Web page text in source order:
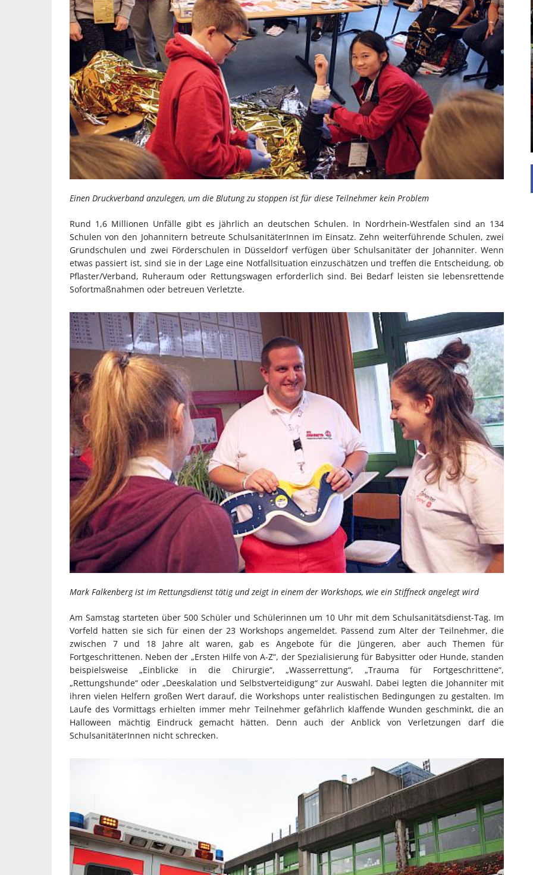
Einen Druckverband anzulegen, um die Blutung zu stoppen ist für diese Teilnehmer kein Problem
Rund 1,6 Millionen Unfälle gibt es jährlich an deutschen Schulen. In Nordrhein-Westfalen sind an 134
Schulen von den Johannitern betreute SchulsanitäterInnen im Einsatz. Zehn weiterführende Schulen, zwei
Grundschulen und zwei Förderschulen in Düsseldorf verfügen über Schulsanitäter der Johanniter. Wenn
etwas passiert ist, sind sie in der Lage eine Notfallsituation einzuschätzen und treffen die Entscheidung, ob
Pflaster/Verband, Ruheraum oder Rettungswagen erforderlich sind. Bei Bedarf leisten sie lebensrettende
Sofortmaßnahmen oder betreuen Verletzte.
Mark Falkenberg ist im Rettungsdienst tätig und zeigt in einem der Workshops, wie ein Stiffneck angelegt wird
Am Samstag starteten über 500 Schüler und Schülerinnen um 10 Uhr mit dem Schulsanitätsdienst-Tag. Im
Vorfeld hatten sie sich für einen der 23 Workshops angemeldet. Passend zum Alter der Teilnehmer, die
zwischen 7 und 18 Jahre alt waren, gab es Angebote für die Jüngeren, aber auch Themen für
Fortgeschrittenen. Neben der „Ersten Hilfe von A-Z“, der Spezialisierung für Babysitter oder Hunde, standen
beispielsweise „Einblicke in die Chirurgie“, „Wasserrettung“, „Trauma für Fortgeschrittene“,
„Rettungshunde“ oder „Deeskalation und Selbstverteidigung“ zur Auswahl. Dabei legten die Johanniter mit
ihren vielen Helfern großen Wert darauf, die Workshops unter realistischen Bedingungen zu gestalten. Im
Laufe des Vormittags erhielten immer mehr Teilnehmer gefährlich klaffende Wunden geschminkt, die an
Halloween mächtig Eindruck gemacht hätten. Denn auch der Anblick von Verletzungen darf die
SchulsanitäterInnen nicht schrecken.
INDUSTRIELLER CHIC: WIE
KUNSTSTOFFFENSTER DEN
LOFT-STIL IN IHREM
EINFAMILIENHAUS
UNTERSTÜTZEN
Die Inspiration des industriellen Chics sind die
Werkshallen des Industriezeitalters. Die Basis für
diesen Stil sind große Räume, schlicht gehalten
mit rustikalen Elementen und großen
Fensterflächen. Wie so vieles wurde ...